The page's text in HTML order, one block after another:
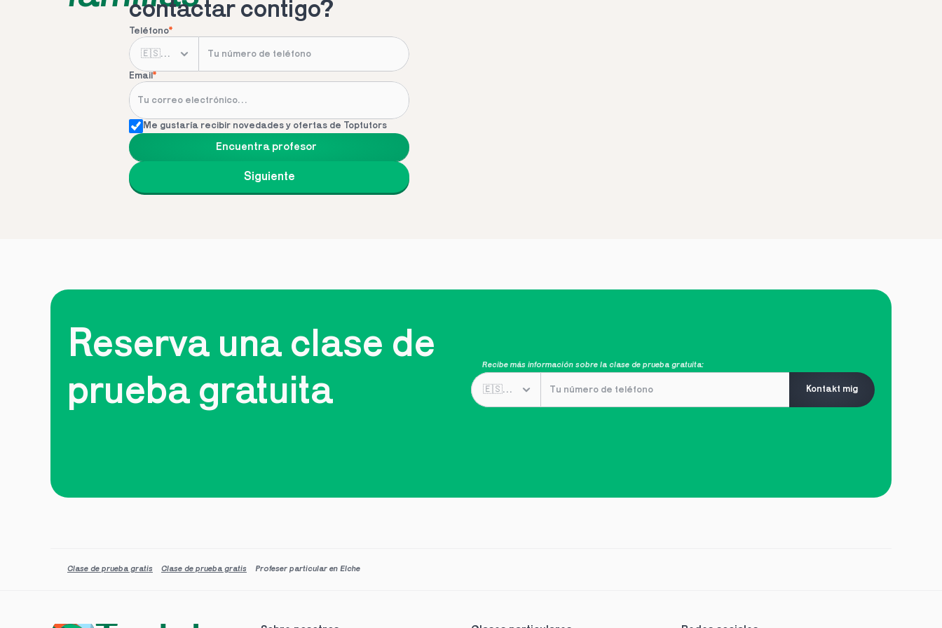
contactar contigo?
Teléfono*
Email*
Me gustaría recibir novedades y ofertas de Toptutors
Encuentra profesor
Siguiente
Reserva una clase de
prueba gratuita
Recibe más información sobre la clase de prueba gratuita:
Kontakt mig
Clase de prueba gratis Clase de prueba gratis Profeser particular en Elche